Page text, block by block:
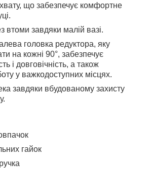
що забезпечує комфортне
втоми завдяки малій вазі.
головка редуктора, яку
на кожні 90°, забезпечує
і довговічність, а також
у важкодоступних місцях.
завдяки вбудованому захисту
гайок